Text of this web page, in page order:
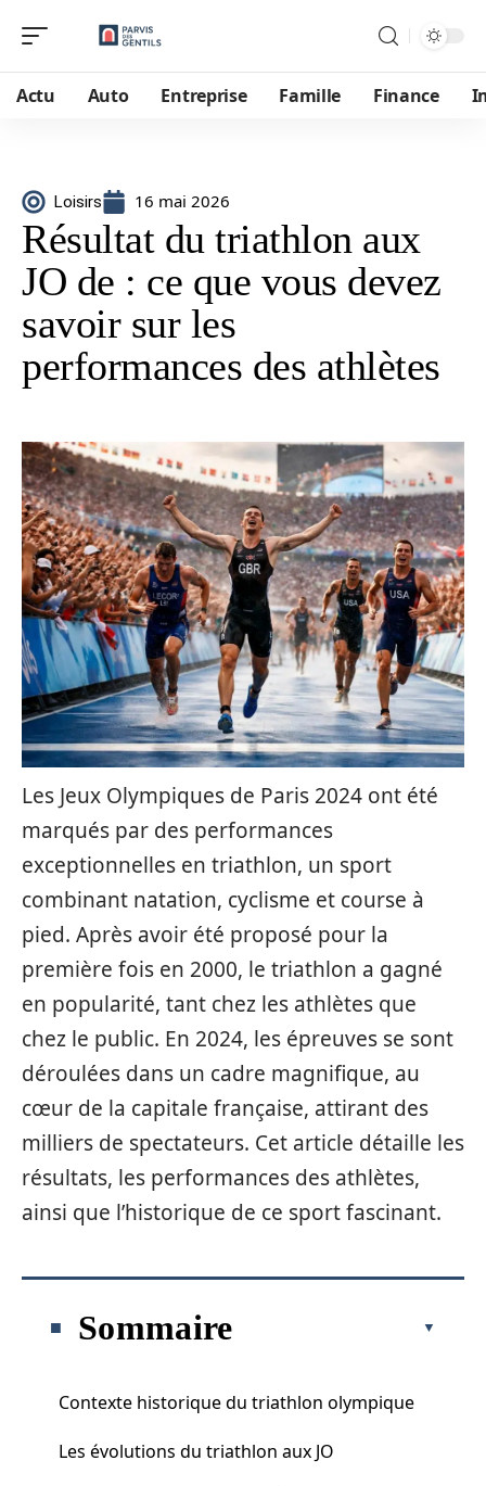
Actu Auto Entreprise Famille Finance
Loisirs 16 mai 2026
Résultat du triathlon aux
JO de : ce que vous devez
savoir sur les
performances des athlètes
Les Jeux Olympiques de Paris 2024 ont été
marqués par des performances
exceptionnelles en triathlon, un sport
combinant natation, cyclisme et course à
pied. Après avoir été proposé pour la
première fois en 2000, le triathlon a gagné
en popularité, tant chez les athlètes que
chez le public. En 2024, les épreuves se sont
déroulées dans un cadre magnifique, au
cœur de la capitale française, attirant des
milliers de spectateurs. Cet article détaille les
résultats, les performances des athlètes,
ainsi que l’historique de ce sport fascinant.
Sommaire
Contexte historique du triathlon olympique
Les évolutions du triathlon aux JO